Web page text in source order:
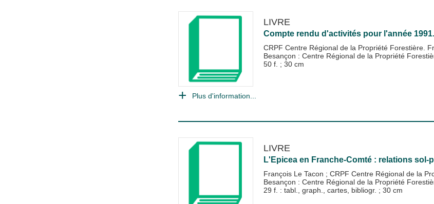
LIVRE
Compte rendu d'activités pour l'année 1991.
CRPF Centre Régional de la Propriété Forestière.
Besançon : Centre Régional de la Propriété
50 f. ; 30 cm
Plus d'information...
LIVRE
L'Epicea en Franche-Comté : relations sol-
François Le Tacon ; CRPF Centre Régional de la
Besançon : Centre Régional de la Propriété
29 f. : tabl., graph., cartes, bibliogr. ; 30 cm